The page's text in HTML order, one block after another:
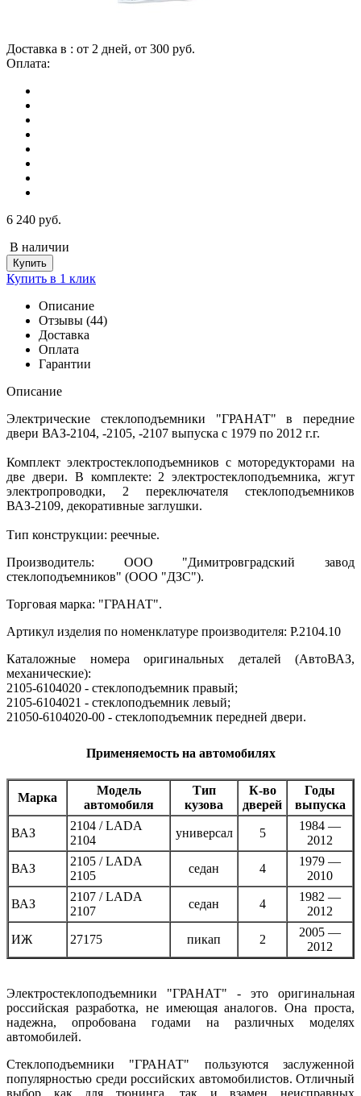
Доставка в : от 2 дней, от 300 руб.
Оплата:
6 240 руб.
В наличии
Купить в 1 клик
Описание
Отзывы (44)
Доставка
Оплата
Гарантии
Описание
Электрические стеклоподъемники "ГРАНАТ" в передние
двери ВАЗ-2104, -2105, -2107 выпуска с 1979 по 2012 г.г.
Комплект электростеклоподъемников с моторедукторами на
две двери. В комплекте: 2 электростеклоподъемника, жгут
электропроводки, 2 переключателя стеклоподъемников
ВАЗ-2109, декоративные заглушки.
Тип конструкции: реечные.
Производитель: ООО "Димитровградский завод
стеклоподъемников" (ООО "ДЗС").
Торговая марка: "ГРАНАТ".
Артикул изделия по номенклатуре производителя: P.2104.10
Каталожные номера оригинальных деталей (АвтоВАЗ,
механические):
2105-6104020 - стеклоподъемник правый;
2105-6104021 - стеклоподъемник левый;
21050-6104020-00 - стеклоподъемник передней двери.
Применяемость на автомобилях
Марка
Модель
автомобиля
Тип
кузова
К-во
дверей
Годы
выпуска
ВАЗ
2104 / LADA
2104
универсал 5
1984 —
2012
ВАЗ
2105 / LADA
2105
седан 4
1979 —
2010
ВАЗ
2107 / LADA
2107
седан 4
1982 —
2012
ИЖ 27175 пикап 2
2005 —
2012
Электростеклоподъемники "ГРАНАТ" - это оригинальная
российская разработка, не имеющая аналогов. Она проста,
надежна, опробована годами на различных моделях
автомобилей.
Стеклоподъемники "ГРАНАТ" пользуются заслуженной
популярностью среди российских автомобилистов. Отличный